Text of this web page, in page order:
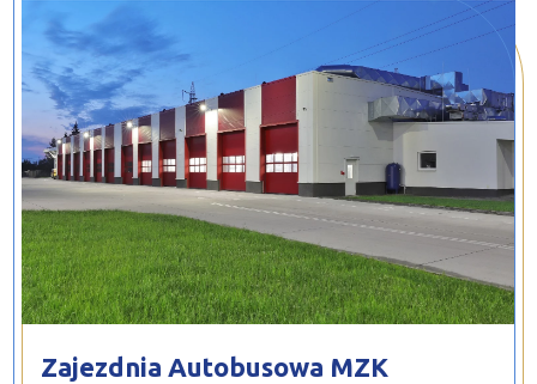
PROFILAR – profile zimnogięte
DE
Zajezdnia Autobusowa MZK